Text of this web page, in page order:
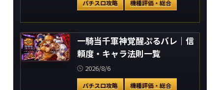
パチスロ攻略 機種評価・総合
一騎当千軍神覚醒ぷるバレ｜信
頼度・キャラ法則一覧
2026/8/6
パチスロ攻略 機種評価・総合